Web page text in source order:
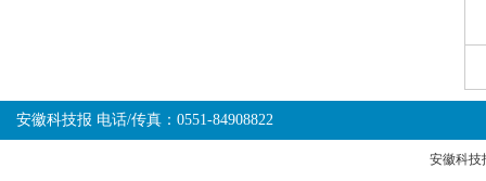
安徽科技报 电话/传真：0551-84908822
安徽科技